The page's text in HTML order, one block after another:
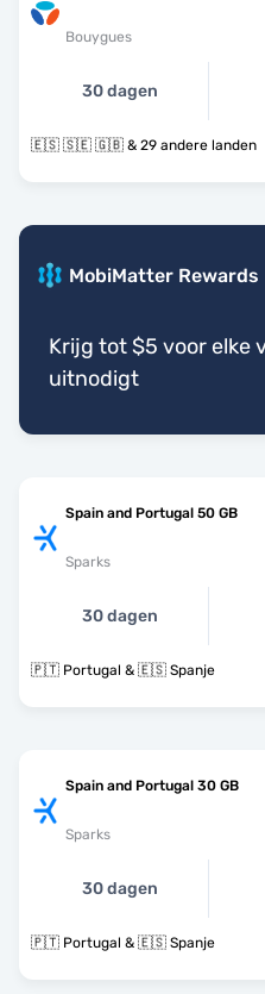
Bouygues
30 dagen
🇪🇸 🇸🇪 🇬🇧 & 29 andere landen
MobiMatter Rewards
Krijg tot $5 voor elke
uitnodigt
Spain and Portugal 50 GB
Sparks
30 dagen
🇵🇹 Portugal & 🇪🇸 Spanje
Spain and Portugal 30 GB
Sparks
30 dagen
🇵🇹 Portugal & 🇪🇸 Spanje